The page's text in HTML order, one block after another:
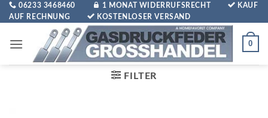
Zum
Inhalt
06233 3468460 1 MONAT WIDERRUFSRECHT
KAUF
AUF RECHNUNG
KOSTENLOSER VERSAND
0
FILTER